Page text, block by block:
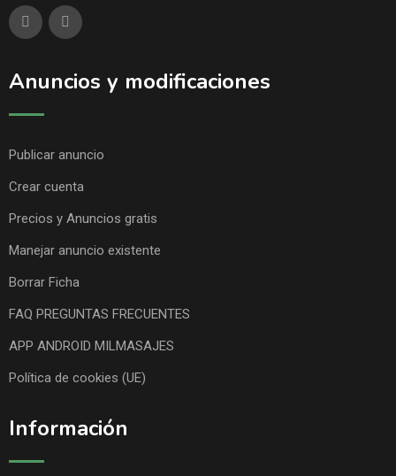
Anuncios y modificaciones
Publicar anuncio
Crear cuenta
Precios y Anuncios gratis
Manejar anuncio existente
Borrar Ficha
FAQ PREGUNTAS FRECUENTES
APP ANDROID MILMASAJES
Política de cookies (UE)
Información